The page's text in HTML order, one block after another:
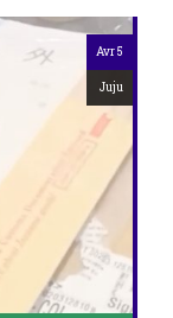
Avr 5
Juju